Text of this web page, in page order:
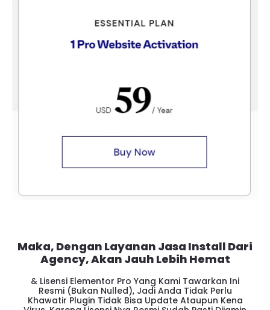
Maka, Dengan Layanan Jasa Install Dari
Agency, Akan Jauh Lebih Hemat
& Lisensi Elementor Pro Yang Kami Tawarkan Ini
Resmi (bukan Nulled), Jadi Anda Tidak Perlu
Khawatir Plugin Tidak Bisa Update Ataupun Kena